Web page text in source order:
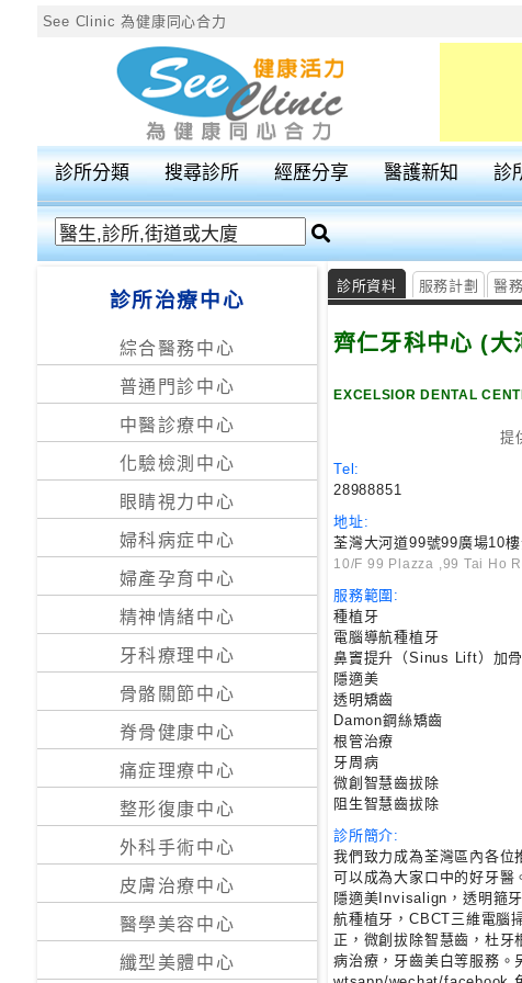
See Clinic 為健康同心合力
所
類
搜
按
搜
小
診
室
公
院
診所分類 搜尋診所 經歷分享 醫護新知 診
診所治療中心
綜合醫務中心
普通門診中心
中醫診療中心
化驗檢測中心
眼睛視力中心
婦科病症中心
婦產孕育中心
精神情緒中心
牙科療理中心
骨骼關節中心
脊骨健康中心
痛症理療中心
整形復康中心
外科手術中心
皮膚治療中心
醫學美容中心
纖型美體中心
診所資料 服務計劃 醫
齊仁牙科中心 (大
EXCELSIOR DENTAL
提
Tel:
28988851
地址:
荃灣大河道99號99廣場10
10/F 99 Plazza ,99 Tai Ho
服務範圍:
種植牙
電腦導航種植牙
鼻竇提升（Sinus Lift）加骨
隱適美
透明矯齒
Damon鋼絲矯齒
根管治療
牙周病
微創智慧齒拔除
阻生智慧齒拔除
診所簡介:
我們致力成為荃灣區內各位
可以成為大家口中的好牙醫
隱適美Invisalign，透明箍
航種植牙，CBCT三維電腦
正，微創拔除智慧齒，杜牙
病治療，牙齒美白等服務。